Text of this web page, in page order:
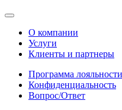
О компании
Услуги
Клиенты и партнеры
Программа лояльности
Конфиденциальность
Вопрос/Ответ